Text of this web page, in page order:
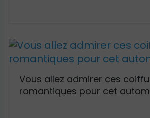
Vous allez admirer ces
romantiques pour cet